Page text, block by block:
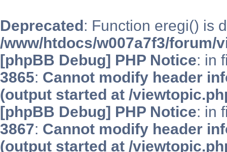
Deprecated: Function eregi() is
/www/htdocs/w007a7f3/forum/
[phpBB Debug] PHP Notice: in
3865: Cannot modify header
(output started at /
[phpBB Debug] PHP Notice: in
3867: Cannot modify header
(output started at /